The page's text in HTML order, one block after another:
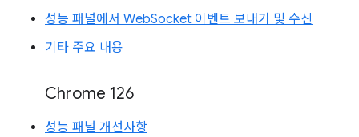
성능 패널에서 WebSocket 이벤트 보내기 및 수신
기타 주요 내용
Chrome 126
성능 패널 개선사항